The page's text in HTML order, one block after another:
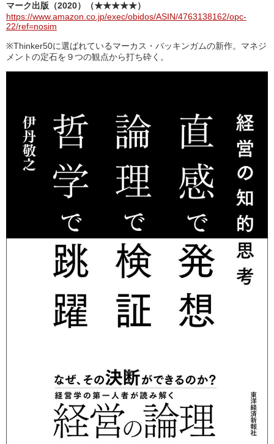
マーク出版（2020）（★★★★★）
https://www.amazon.co.jp/exec/obidos/ASIN/4763138162/opc-
22/ref=nosim
※Thinker50に選ばれているマーカス・バッキンガムの新作。マネジ
メントの定石を９つの観点から打ち砕く。